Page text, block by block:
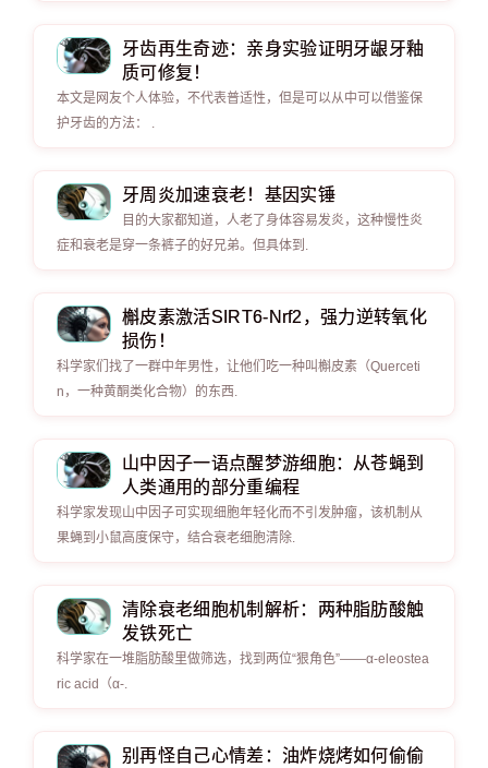
牙齿再生奇迹：亲身实验证明牙龈牙釉
质可修复！
本文是网友个人体验，不代表普适性，但是可以从中可以借鉴保
护牙齿的方法： .
牙周炎加速衰老！基因实锤
目的大家都知道，人老了身体容易发炎，这种慢性炎
症和衰老是穿一条裤子的好兄弟。但具体到.
槲皮素激活SIRT6-Nrf2，强力逆转氧化
损伤！
科学家们找了一群中年男性，让他们吃一种叫槲皮素（Querceti
n，一种黄酮类化合物）的东西.
山中因子一语点醒梦游细胞：从苍蝇到
人类通用的部分重编程
科学家发现山中因子可实现细胞年轻化而不引发肿瘤，该机制从
果蝇到小鼠高度保守，结合衰老细胞清除.
清除衰老细胞机制解析：两种脂肪酸触
发铁死亡
科学家在一堆脂肪酸里做筛选，找到两位“狠角色”——α-eleostea
ric acid（α-.
别再怪自己心情差：油炸烧烤如何偷偷